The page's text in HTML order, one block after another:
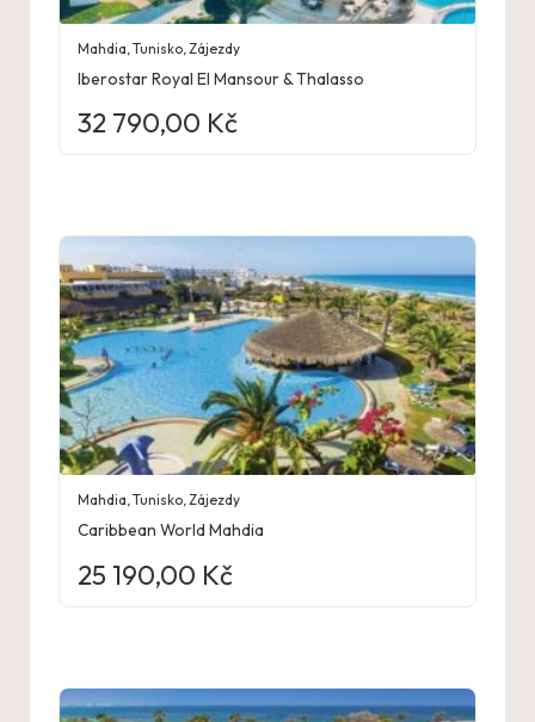
Mahdia ,Tunisko Zájezdy
Iberostar Royal El Mansour & Thalasso
32 790,00 Kč
Mahdia ,Tunisko Zájezdy
Caribbean World Mahdia
25 190,00 Kč